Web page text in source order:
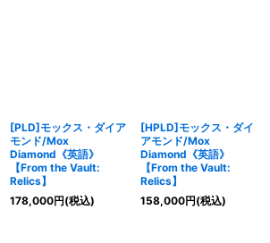
[PLD]モックス・ダイア
モンド/Mox
Diamond《英語》
【From the Vault:
Relics】
178,000円(税込)
[HPLD]モックス・ダイ
アモンド/Mox
Diamond《英語》
【From the Vault:
Relics】
158,000円(税込)